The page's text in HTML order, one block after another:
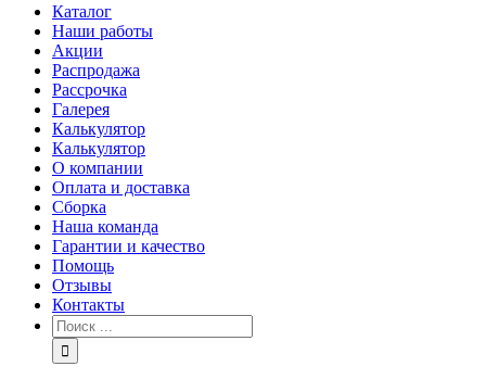
Каталог
Наши работы
Акции
Распродажа
Рассрочка
Галерея
Калькулятор
Калькулятор
О компании
Оплата и доставка
Сборка
Наша команда
Гарантии и качество
Помощь
Отзывы
Контакты